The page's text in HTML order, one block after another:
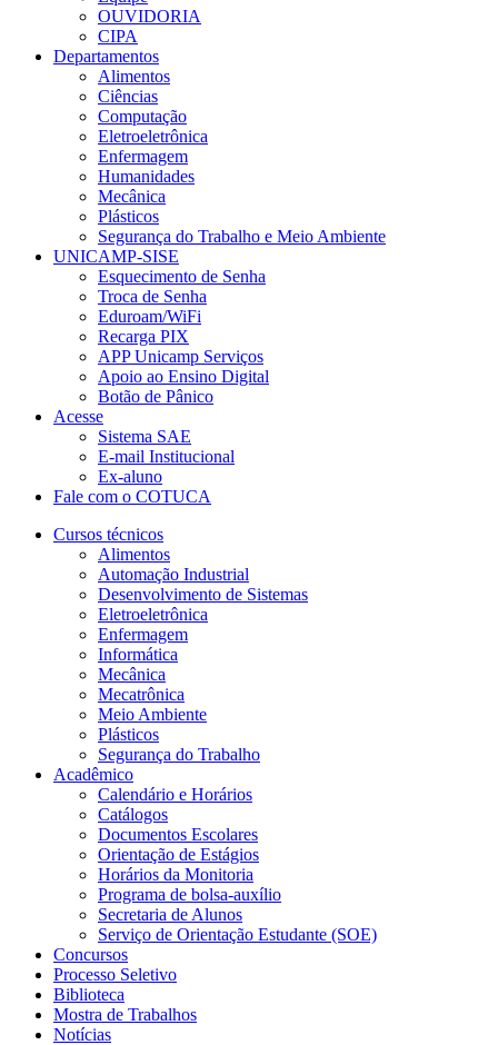
OUVIDORIA
CIPA
Departamentos
Alimentos
Ciências
Computação
Eletroeletrônica
Enfermagem
Humanidades
Mecânica
Plásticos
Segurança do Trabalho e Meio Ambiente
UNICAMP-SISE
Esquecimento de Senha
Troca de Senha
Eduroam/WiFi
Recarga PIX
APP Unicamp Serviços
Apoio ao Ensino Digital
Botão de Pânico
Acesse
Sistema SAE
E-mail Institucional
Ex-aluno
Fale com o COTUCA
Cursos técnicos
Alimentos
Automação Industrial
Desenvolvimento de Sistemas
Eletroeletrônica
Enfermagem
Informática
Mecânica
Mecatrônica
Meio Ambiente
Plásticos
Segurança do Trabalho
Acadêmico
Calendário e Horários
Catálogos
Documentos Escolares
Orientação de Estágios
Horários da Monitoria
Programa de bolsa-auxílio
Secretaria de Alunos
Serviço de Orientação Estudante (SOE)
Concursos
Processo Seletivo
Biblioteca
Mostra de Trabalhos
Notícias